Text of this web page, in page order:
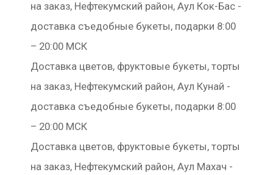
на заказ, Нефтекумский район, Аул Кок-Бас -
доставка съедобные букеты, подарки 8:00
– 20:00 МСК
Доставка цветов, фруктовые букеты, торты
на заказ, Нефтекумский район, Аул Кунай -
доставка съедобные букеты, подарки 8:00
– 20:00 МСК
Доставка цветов, фруктовые букеты, торты
на заказ, Нефтекумский район, Аул Махач -